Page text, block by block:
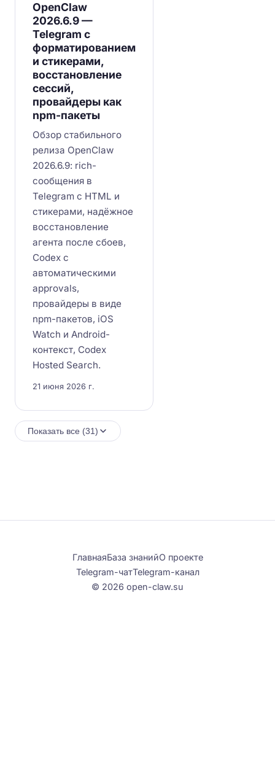
OpenClaw
2026.6.9 —
Telegram с
форматированием
и стикерами,
восстановление
сессий,
провайдеры как
npm-пакеты
Обзор стабильного
релиза OpenClaw
2026.6.9: rich-
сообщения в
Telegram с HTML и
стикерами, надёжное
восстановление
агента после сбоев,
Codex с
автоматическими
approvals,
провайдеры в виде
npm-пакетов, iOS
Watch и Android-
контекст, Codex
Hosted Search.
21 июня 2026 г.
Показать все (31)
ГлавнаяБаза знанийО проекте
Telegram-чатTelegram-канал
© 2026 open-claw.su